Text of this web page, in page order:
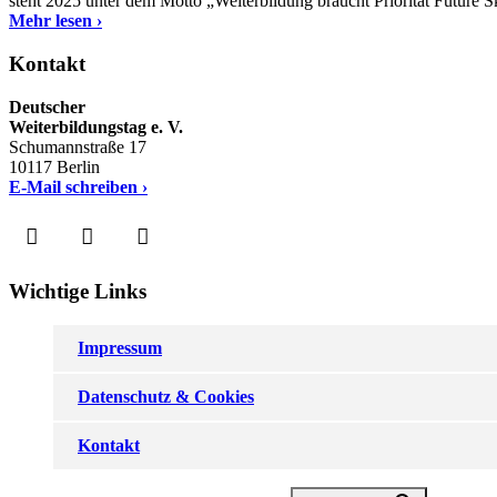
Mehr lesen ›
Kontakt
Deutscher
Weiterbildungstag e. V.
Schumannstraße 17
10117 Berlin
E-Mail schreiben ›
Wichtige Links
Impressum
Datenschutz & Cookies
Kontakt